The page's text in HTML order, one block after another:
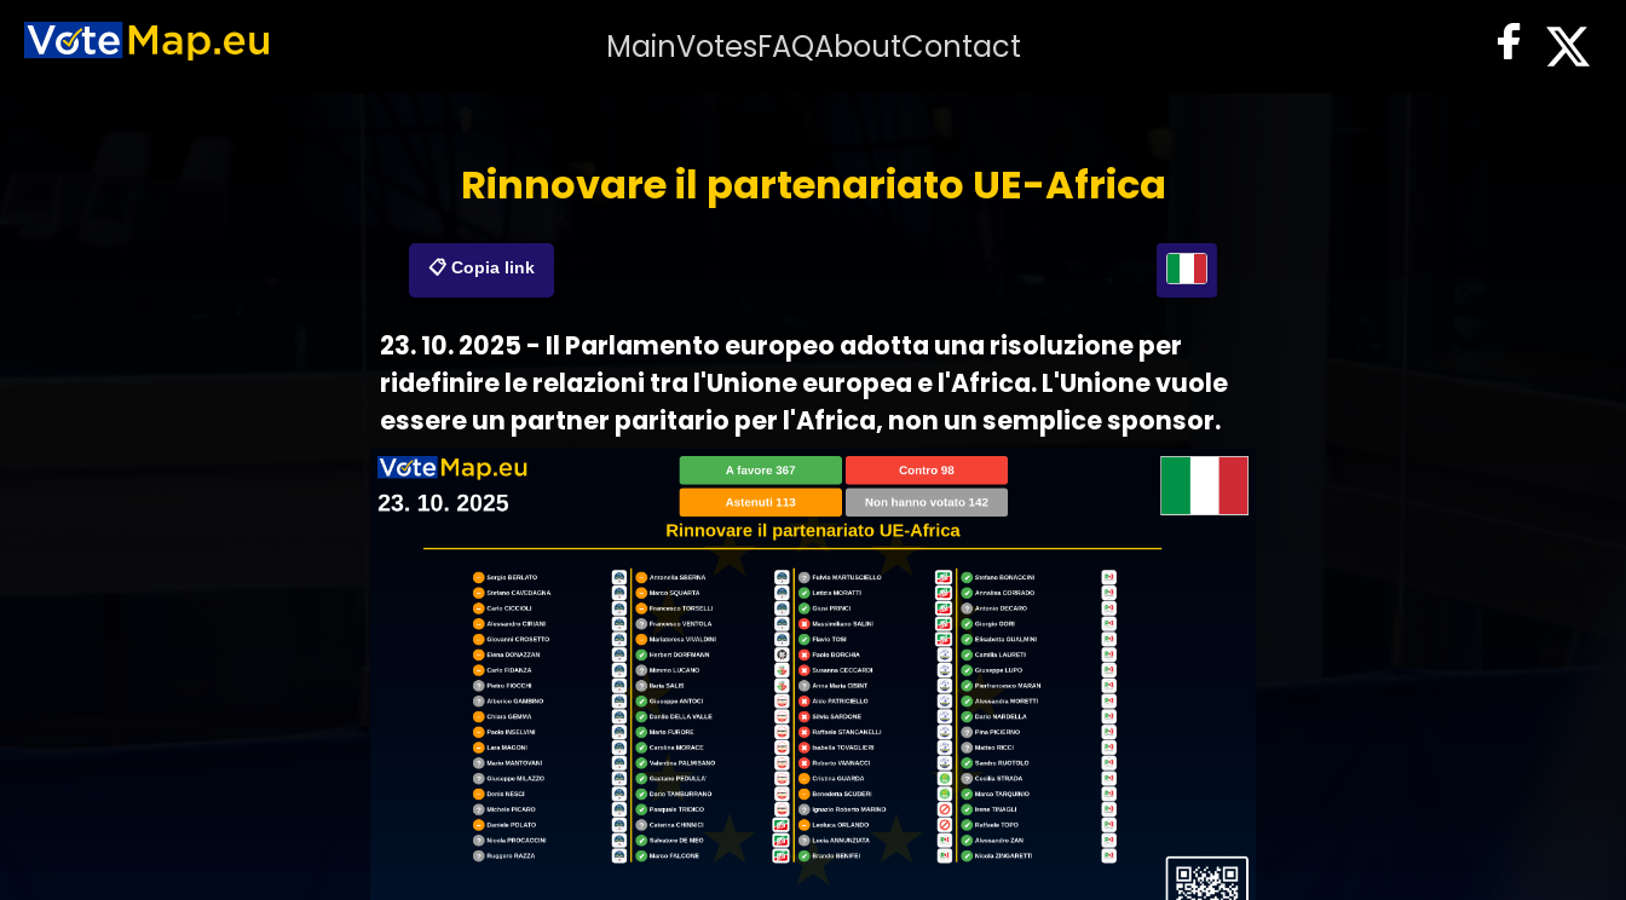
MainVotesFAQAboutContact
Rinnovare il partenariato UE-Africa
📋 Copia link
23. 10. 2025 - Il Parlamento europeo adotta una risoluzione per
ridefinire le relazioni tra l'Unione europea e l'Africa. L'Unione vuole
essere un partner paritario per l'Africa, non un semplice sponsor.